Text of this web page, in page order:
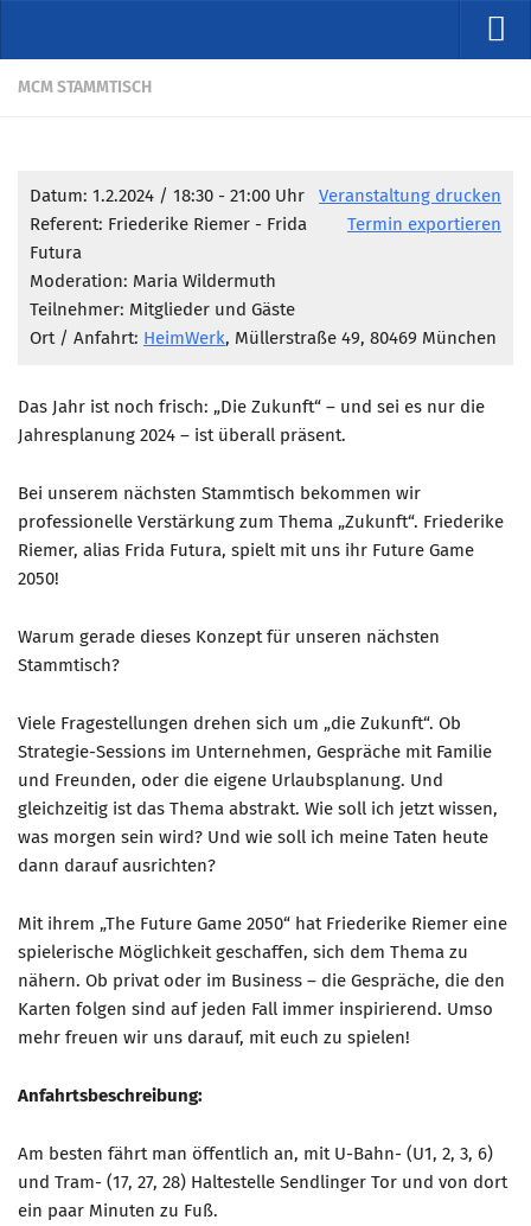
VERANSTALTUNGEN
Veranstaltungsformate
STUDIO
ÜBER
Wer wir sind
Geschäftsstelle
Marketing Pioniere
Arbeitsgruppen
MarketingFrauen
Münchner Marketingpreis
Partnerschaften
MARKETING PIONIERE
Marketing Pioniere im BVMC
CLUB-KOMMUNIKATION
Newsletter
MCM Club TV
MITGLIEDSCHAFT
Mitglied werden
PODCAST
AKTUELLES
MCM STAMMTISCH
Veranstaltung drucken
Termin exportieren
Datum: 1.2.2024 / 18:30 - 21:00 Uhr
Referent: Friederike Riemer - Frida
Futura
Moderation: Maria Wildermuth
Teilnehmer: Mitglieder und Gäste
Ort / Anfahrt: HeimWerk, Müllerstraße 49, 80469 München
Das Jahr ist noch frisch: „Die Zukunft“ – und sei es nur die
Jahresplanung 2024 – ist überall präsent.
Bei unserem nächsten Stammtisch bekommen wir
professionelle Verstärkung zum Thema „Zukunft“. Friederike
Riemer, alias Frida Futura, spielt mit uns ihr Future Game
2050!
Warum gerade dieses Konzept für unseren nächsten
Stammtisch?
Viele Fragestellungen drehen sich um „die Zukunft“. Ob
Strategie-Sessions im Unternehmen, Gespräche mit Familie
und Freunden, oder die eigene Urlaubsplanung. Und
gleichzeitig ist das Thema abstrakt. Wie soll ich jetzt wissen,
was morgen sein wird? Und wie soll ich meine Taten heute
dann darauf ausrichten?
Mit ihrem „The Future Game 2050“ hat Friederike Riemer eine
spielerische Möglichkeit geschaffen, sich dem Thema zu
nähern. Ob privat oder im Business – die Gespräche, die den
Karten folgen sind auf jeden Fall immer inspirierend. Umso
mehr freuen wir uns darauf, mit euch zu spielen!
Anfahrtsbeschreibung:
Am besten fährt man öffentlich an, mit U-Bahn- (U1, 2, 3, 6)
und Tram- (17, 27, 28) Haltestelle Sendlinger Tor und von dort
ein paar Minuten zu Fuß.